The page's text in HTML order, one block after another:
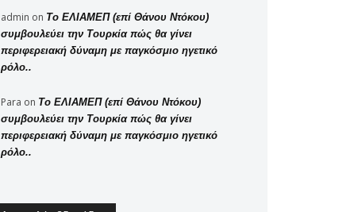
admin on Το ΕΛΙΑΜΕΠ (επί Θάνου Ντόκου)
συμβουλεύει την Τουρκία πώς θα γίνει
περιφερειακή δύναμη με παγκόσμιο ηγετικό
ρόλο..
Para on Το ΕΛΙΑΜΕΠ (επί Θάνου Ντόκου)
συμβουλεύει την Τουρκία πώς θα γίνει
περιφερειακή δύναμη με παγκόσμιο ηγετικό
ρόλο..